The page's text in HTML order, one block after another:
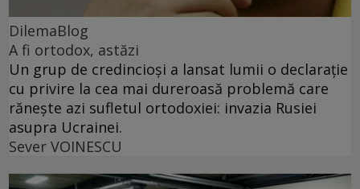
DilemaBlog
A fi ortodox, astăzi
Un grup de credincioși a lansat lumii o declarație
cu privire la cea mai dureroasă problemă care
rănește azi sufletul ortodoxiei: invazia Rusiei
asupra Ucrainei.
Sever VOINESCU